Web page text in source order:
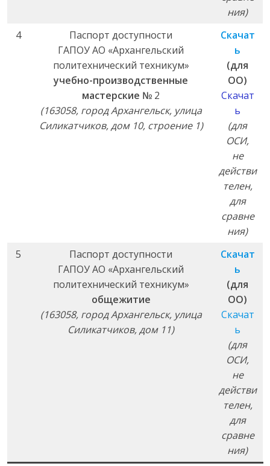
ния)
4
Паспорт доступности
ГАПОУ АО «Архангельский
политехнический техникум»
учебно-производственные
мастерские № 2
(163058, город Архангельск, улица
Силикатчиков, дом 10, строение 1)
Скачат
ь
(для
ОО)
Скачат
ь
(для
ОСИ,
не
действи
телен,
для
сравне
ния)
5
Паспорт доступности
ГАПОУ АО «Архангельский
политехнический техникум»
общежитие
(163058, город Архангельск, улица
Силикатчиков, дом 11)
Скачат
ь
(для
ОО)
Скачат
ь
(для
ОСИ,
не
действи
телен,
для
сравне
ния)